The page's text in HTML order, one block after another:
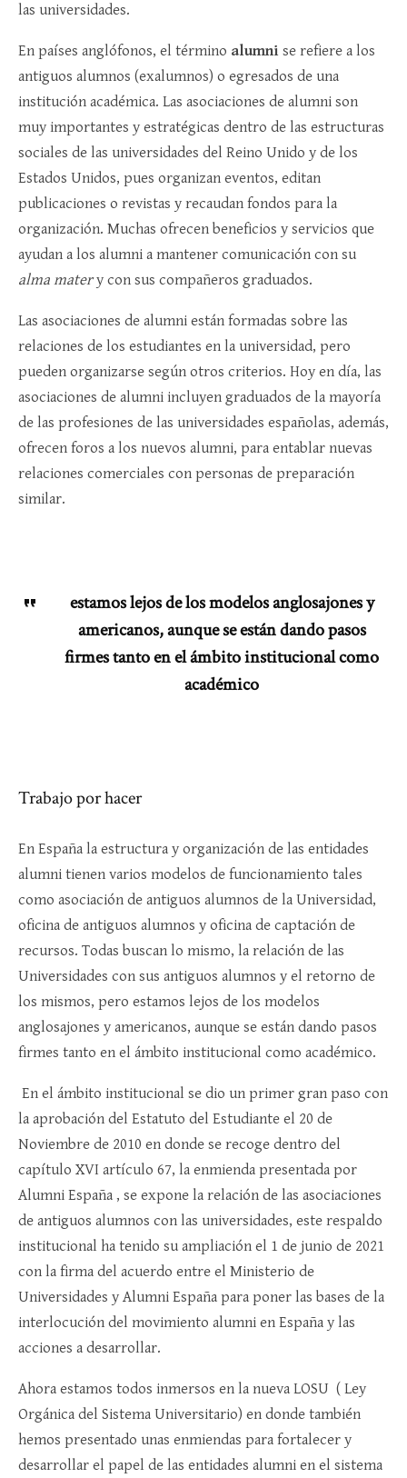
las universidades.
En países anglófonos, el término alumni se refiere a los
antiguos alumnos (exalumnos) o egresados de una
institución académica. Las asociaciones de alumni son
muy importantes y estratégicas dentro de las estructuras
sociales de las universidades del Reino Unido y de los
Estados Unidos, pues organizan eventos, editan
publicaciones o revistas y recaudan fondos para la
organización. Muchas ofrecen beneficios y servicios que
ayudan a los alumni a mantener comunicación con su
alma matery con sus compañeros graduados.
Las asociaciones de alumni están formadas sobre las
relaciones de los estudiantes en la universidad, pero
pueden organizarse según otros criterios. Hoy en día, las
asociaciones de alumni incluyen graduados de la mayoría
de las profesiones de las universidades españolas, además,
ofrecen foros a los nuevos alumni, para entablar nuevas
relaciones comerciales con personas de preparación
similar.
estamos lejos de los modelos anglosajones y
americanos, aunque se están dando pasos
firmes tanto en el ámbito institucional como
académico
Trabajo por hacer
En España la estructura y organización de las entidades
alumni tienen varios modelos de funcionamiento tales
como asociación de antiguos alumnos de la Universidad,
oficina de antiguos alumnos y oficina de captación de
recursos. Todas buscan lo mismo, la relación de las
Universidades con sus antiguos alumnos y el retorno de
los mismos, pero estamos lejos de los modelos
anglosajones y americanos, aunque se están dando pasos
firmes tanto en el ámbito institucional como académico.
En el ámbito institucional se dio un primer gran paso con
la aprobación del Estatuto del Estudiante el 20 de
Noviembre de 2010 en donde se recoge dentro del
capítulo XVI artículo 67, la enmienda presentada por
Alumni España , se expone la relación de las asociaciones
de antiguos alumnos con las universidades, este respaldo
institucional ha tenido su ampliación el 1 de junio de 2021
con la firma del acuerdo entre el Ministerio de
Universidades y Alumni España para poner las bases de la
interlocución del movimiento alumni en España y las
acciones a desarrollar.
Ahora estamos todos inmersos en la nueva LOSU ( Ley
Orgánica del Sistema Universitario) en donde también
hemos presentado unas enmiendas para fortalecer y
desarrollar el papel de las entidades alumni en el sistema